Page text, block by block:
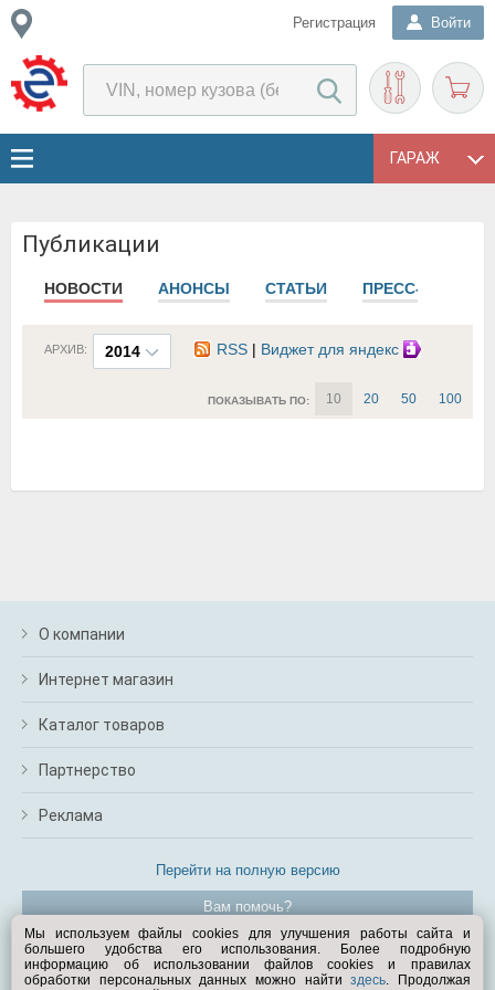
Регистрация Войти
ГАРАЖ
Публикации
НОВОСТИ АНОНСЫ СТАТЬИ ПРЕСС-РЕЛИЗЫ
2014
АРХИВ: RSS | Виджет для яндекс
ПОКАЗЫВАТЬ ПО: 10 20 50 100
О компании
Интернет магазин
Каталог товаров
Партнерство
Реклама
Перейти на полную версию
Вам помочь?
© Exist.ru 1998—2026
Мы используем файлы cookies для улучшения работы сайта и
большего удобства его использования. Более подробную
информацию об использовании файлов cookies и правилах
обработки персональных данных можно найтиздесь. Продолжая